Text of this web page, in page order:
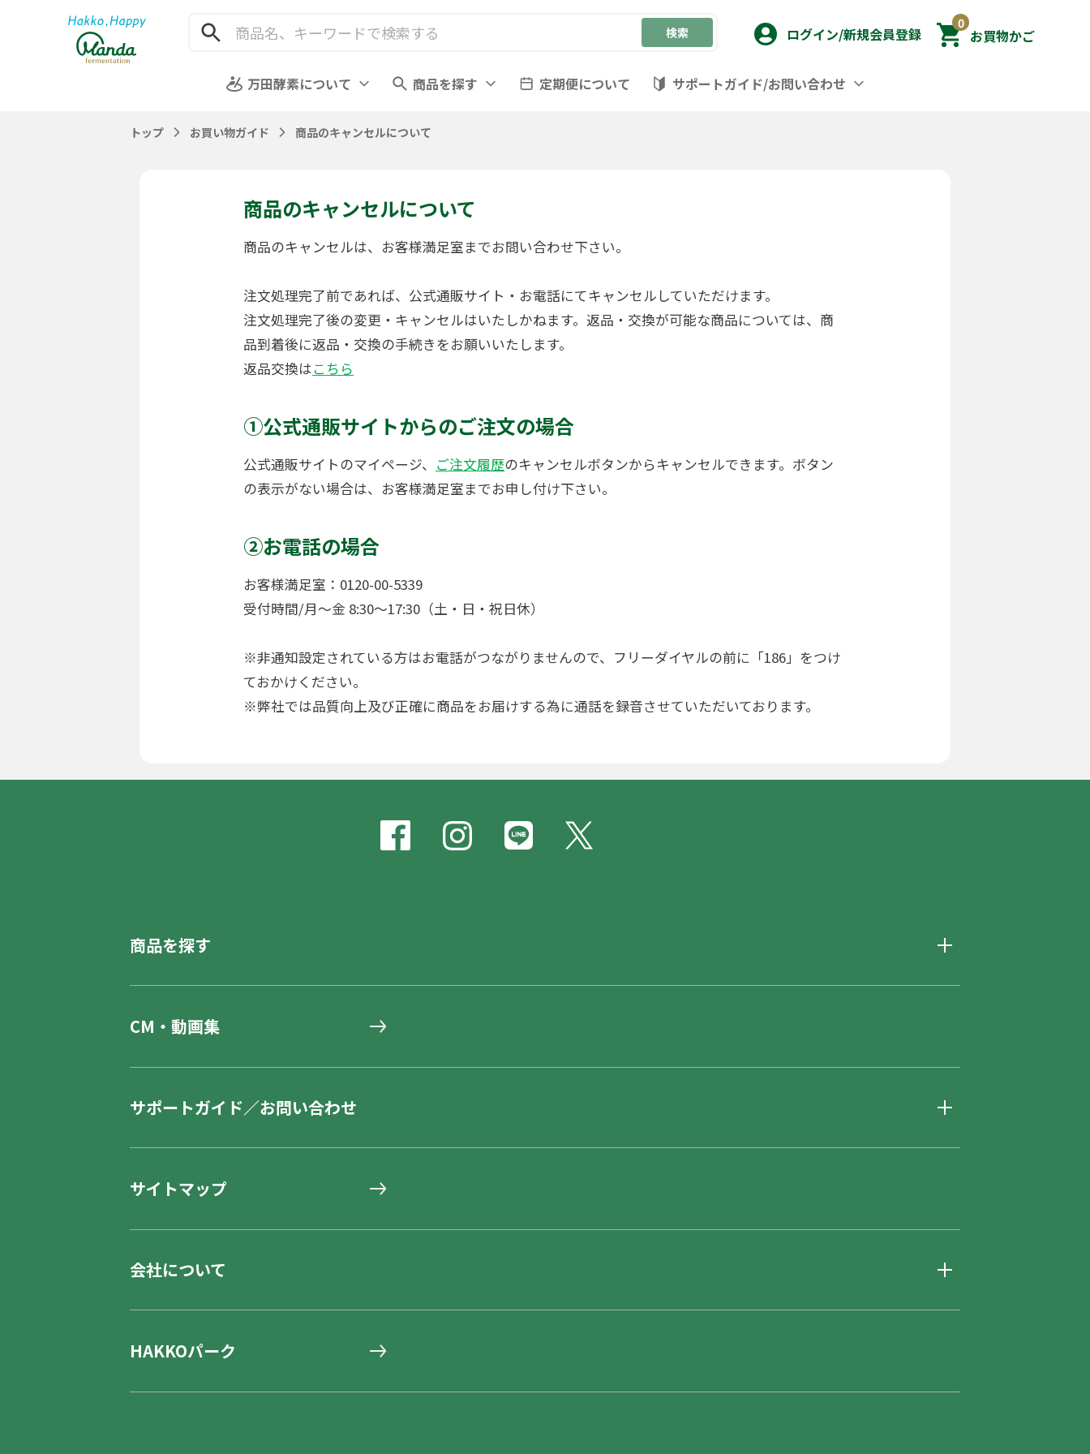
ログイン/新規会員登録 お買物かご
0
万田酵素について 商品を探す 定期便について サポートガイド/お問い合わせ
トップ お買い物ガイド 商品のキャンセルについて
商品のキャンセルについて
商品のキャンセルは、お客様満足室までお問い合わせ下さい。
注文処理完了前であれば、公式通販サイト・お電話にてキャンセルしていただけます。
注文処理完了後の変更・キャンセルはいたしかねます。返品・交換が可能な商品については、商
品到着後に返品・交換の手続きをお願いいたします。
返品交換はこちら
①公式通販サイトからのご注文の場合
公式通販サイトのマイページ、 ご注文履歴のキャンセルボタンからキャンセルできます。ボタン
の表示がない場合は、お客様満足室までお申し付け下さい。
②お電話の場合
お客様満足室：0120-00-5339
受付時間/月～金 8:30～17:30（土・日・祝日休）
※非通知設定されている方はお電話がつながりませんので、フリーダイヤルの前に「186」をつけ
ておかけください。
※弊社では品質向上及び正確に商品をお届けする為に通話を録音させていただいております。
商品を探す
CM・動画集
サポートガイド／お問い合わせ
サイトマップ
会社について
HAKKOパーク